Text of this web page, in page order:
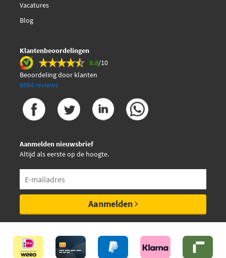
Vacatures
Blog
Klantenbeoordelingen
8.8/10
Beoordeling door klanten
6664 reviews
Aanmelden nieuwsbrief
Altijd als eerste op de hoogte.
Aanmelden